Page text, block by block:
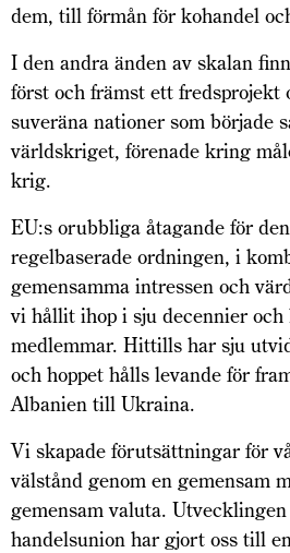
dem, till förmån för kohandel
I den andra änden av skalan
först och främst ett fredsprojekt
suveräna nationer som började
världskriget, förenade kring
krig.
EU:s orubbliga åtagande för
regelbaserade ordningen, i
gemensamma intressen och
vi hållit ihop i sju decennier och
medlemmar. Hittills har sju
och hoppet hålls levande för
Albanien till Ukraina.
Vi skapade förutsättningar för
välstånd genom en gemensam
gemensam valuta.
handelsunion har gjort oss till